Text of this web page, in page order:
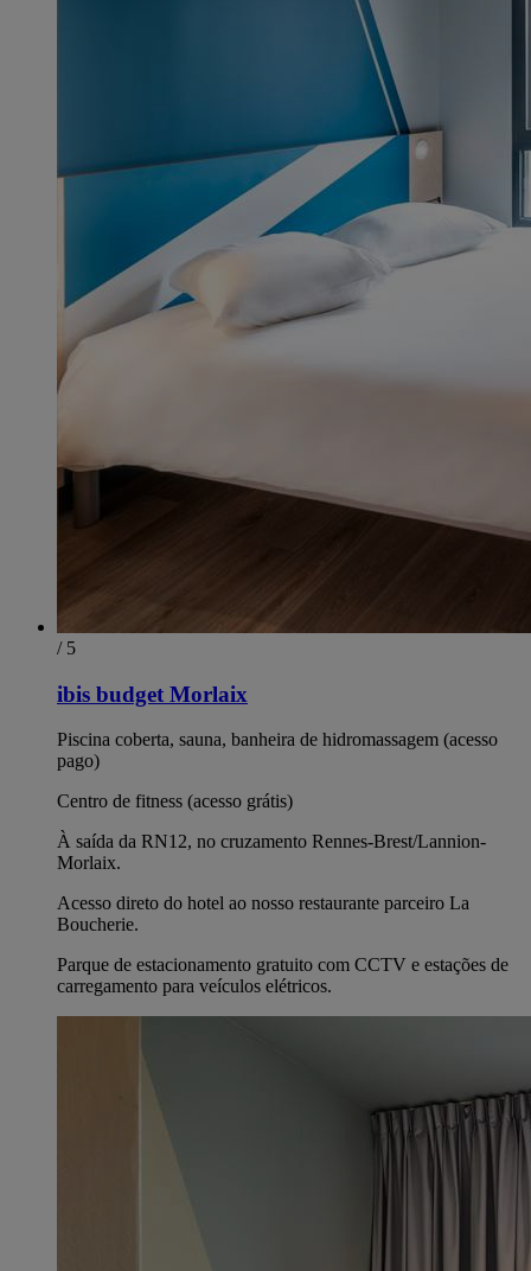
/ 5
ibis budget Morlaix
Piscina coberta, sauna, banheira de hidromassagem (acesso
pago)
Centro de fitness (acesso grátis)
À saída da RN12, no cruzamento Rennes-Brest/Lannion-
Morlaix.
Acesso direto do hotel ao nosso restaurante parceiro La
Boucherie.
Parque de estacionamento gratuito com CCTV e estações de
carregamento para veículos elétricos.